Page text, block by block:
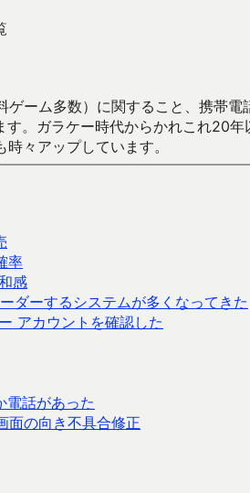
ーム多数）に関すること、携帯
す。ガラケー時代からかれこれ
々アップしています。
率
感
ダーするシステムが多くなってきた
アカウントを確認した
電話があった
面の向き不具合修正